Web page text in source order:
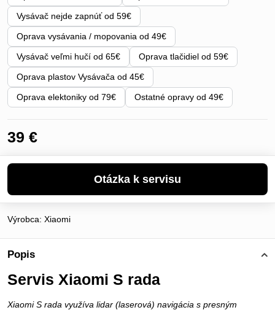
Vysávač nejde zapnúť od 59€
Oprava vysávania / mopovania od 49€
Vysávač veľmi hučí od 65€ Oprava tlačidiel od 59€
Oprava plastov Vysávača od 45€
Oprava elektoniky od 79€ Ostatné opravy od 49€
39 €
Výrobca: Xiaomi
Popis
Servis Xiaomi S rada
Xiaomi S rada využíva lidar (laserová) navigácia s presným